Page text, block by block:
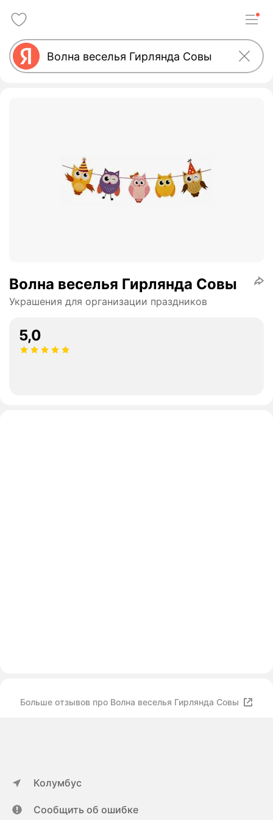
Волна веселья Гирлянда Совы
Украшения для организации праздников
5,0
Больше отзывов про Волна веселья Гирлянда Совы
Колумбус
Сообщить об ошибке